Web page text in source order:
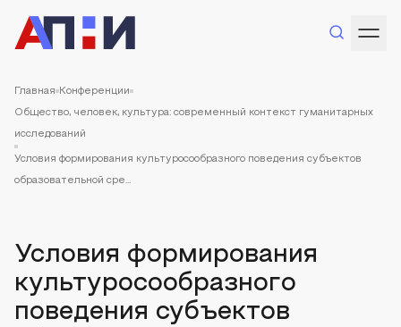
Главная Конференции
Общество, человек, культура: современный контекст гуманитарных
исследований
Условия формирования культуросообразного поведения субъектов
образовательной сре...
Условия формирования
культуросообразного
поведения субъектов